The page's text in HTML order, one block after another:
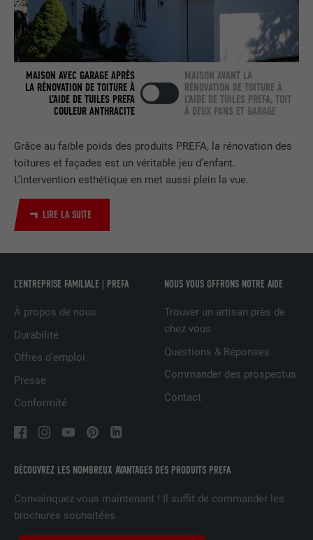
Grâce au faible poids des produits PREFA, la rénovation des
toitures et façades est un véritable jeu d’enfant.
L’intervention esthétique en met aussi plein la vue.
LIRE LA SUITE
MAISON AVEC GARAGE APRÈS
LA RÉNOVATION DE TOITURE À
L’AIDE DE TUILES PREFA
COULEUR ANTHRACITE
MAISON AVANT LA
RÉNOVATION DE TOITURE À
L’AIDE DE TUILES PREFA, TOIT
À DEUX PANS ET GARAGE
DÉCOUVREZ LES NOMBREUX AVANTAGES DES PRODUITS PREFA
Convainquez-vous maintenant ! Il suffit de commander les
brochures souhaitées.
L’ENTREPRISE FAMILIALE | PREFA
À propos de nous
Durabilité
Offres d’emploi
Presse
Conformité
NOUS VOUS OFFRONS NOTRE AIDE
Trouver un artisan près de
chez vous
Questions & Réponses
Commander des prospectus
Contact
EXPIRATION
UTILITÉ
Utilisé par le service de réseau social
LinkedIn pour suivre l'utilisation de
services intégrés.
bscookie
FOURNISSEUR LinkedIn
EXPIRATION 2 ans
NOM UserMatchHistory
FOURNISSEUR
EXPIRATION
UTILITÉ
Est utilisé pour suivre l'utilisateur sur
plusieurs sites Internet afin d'afficher de
l'utilisateur.
NOM lidc